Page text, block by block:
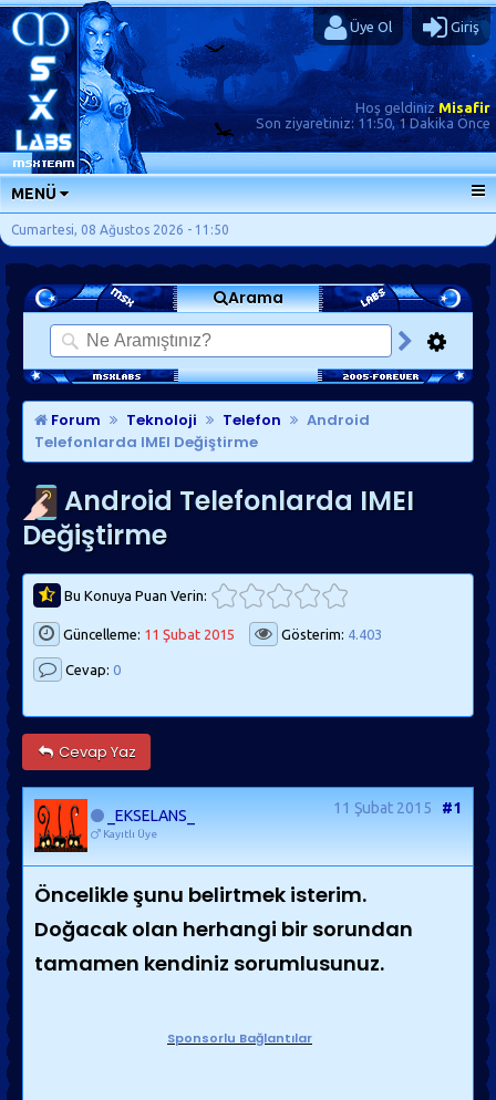
Üye Ol Giriş
Hoş geldinizMisafir
Son ziyaretiniz: 11:50, 1 Dakika Önce
MENÜ
ANA SAYFA
FORUMLAR
SORU-CEVAP
GÜNLÜKLER
SON MESAJLAR
KISAYOLLAR
Cumartesi, 08 Ağustos 2026 - 11:50
Arama
Forum Teknoloji Telefon
Android
Telefonlarda IMEI Değiştirme
Android Telefonlarda IMEI
Değiştirme
Bu Konuya Puan Verin:
Güncelleme: 11 Şubat 2015 Gösterim: 4.403
Cevap: 0
Cevap Yaz
_EKSELANS_
Kayıtlı Üye
11 Şubat 2015 #1
Öncelikle şunu belirtmek isterim.
Doğacak olan herhangi bir sorundan
tamamen kendiniz sorumlusunuz.
Sponsorlu Bağlantılar